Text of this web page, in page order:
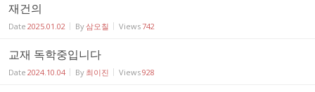
재건의
Date 2025.01.02 By삼오칠 Views742
교재 독학중입니다
Date 2024.10.04 By 최이진 Views928